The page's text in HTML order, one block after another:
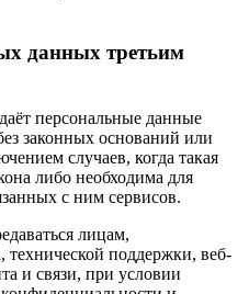
данных третьим
персональные данные
законных оснований или
случаев, когда такая
либо необходима для
с ним сервисов.
лицам,
поддержки, веб-
и связи, при условии